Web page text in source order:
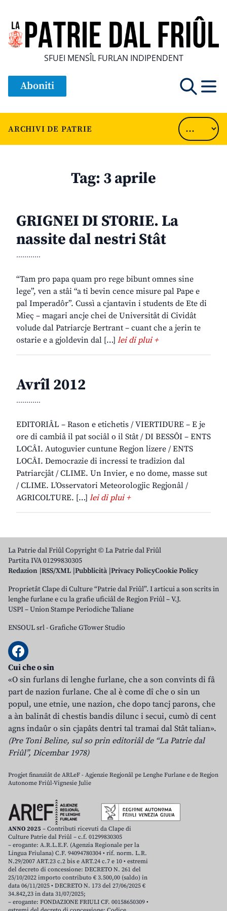
SFUEI MENSÎL FURLAN INDIPENDENT
Aboniti
ARCHIVI DE PATRIE
Tag: 3 aprile
GRIGNEI DI STORIE. La
nassite dal nestri Stât
............
“Tam pro papa quam pro rege bibunt omnes sine
lege”, ven a stâi “a ti bevin cence misure pal Pape e
pal Imperadôr”. Cussì a cjantavin i students de Ete di
Mieç – magari ancje chei de Universitât di Cividât
volude dal Patriarcje Bertrant – cuant che a jerin te
ostarie e a gjoldevin dal […] lei di plui +
Avrîl 2012
............
EDITORIÂL – Rason e etichetis / VIERTIDURE – E je
ore di cambiâ il pat sociâl o il Stât / DI BESSÔI – ENTS
LOCÂI. Autoguvier cuntune Regjon lizere / ENTS
LOCÂI. Democrazie di incressi te tradizion dal
Patriarcjât / CLIME. Un Invier, e no dome, masse sut
/ CLIME. L’Osservatori Meteorologjic Regjonâl /
AGRICOLTURE. […] lei di plui +
La Patrie dal Friûl Copyright © La Patrie dal Friûl
Partita IVA 01299830305
Redazion RSS/XML Pubblicità Privacy PolicyCookie Policy
Proprietât Clape di Culture “Patrie dal Friûl”. I articui a son scrits in
lenghe furlane e cu la grafie uficiâl de Regjon Friûl – V.J.
USPI – Union Stampe Periodiche Taliane
ENSOUL srl-Grafiche GTower Studio
Cui che o sin
«O sin furlans di lenghe furlane, che a son convints di fâ
part de nazion furlane. Che al è come dî che o sin un
popul, une etnie, une nazion, che dopo tancj parons, che
a àn balinât di chestis bandis dilunc i secui, cumò di cent
agns indaûr o sin cjapâts dentri tal tramai dal Stât talian».
(Pre Toni Beline, sul so prin editoriâl de “La Patrie dal
Friûl”, Dicembar 1978)
Progjet finanziât de ARLeF - Agjenzie Regjonâl pe Lenghe Furlane e de Regjon
Autonome Friûl-Vignesie Julie
ANNO 2025 – Contributi ricevuti da Clape di
Culture Patrie dal Friûl – c.f. 01299830305
– erogante: A.R.L.E.F. (Agenzia Regionale per la
Lingua Friulana) C.F. 94094780304 • rif. norm. L.R.
N.29/2007 ART.23 c.2 bis e ART.24 c.7 e 10 • estremi
del decreto di concessione: DECRETO N. 261 del
25/10/2022 importo contributo € 3.500,00 (saldo) in
data 06/11/2025 • DECRETO N. 173 del 27/06/2025 €
34.842,23 in data 31/07/2025;
– erogante: FONDAZIONE FRIULI CF. 00158650309 •